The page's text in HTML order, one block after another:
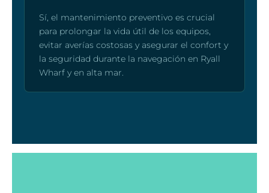
Sí, el mantenimiento preventivo es crucial
para prolongar la vida útil de los equipos,
evitar averías costosas y asegurar el confort y
la seguridad durante la navegación en Ryall
Wharf y en alta mar.